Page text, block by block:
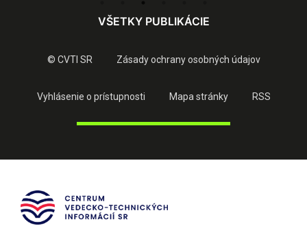
VŠETKY PUBLIKÁCIE
© CVTI SR Zásady ochrany osobných údajov
Vyhlásenie o prístupnosti Mapa stránky RSS